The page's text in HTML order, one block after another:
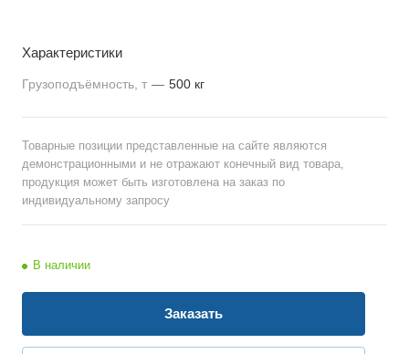
Характеристики
Грузоподъёмность, т — 500 кг
Товарные позиции представленные на сайте являются
демонстрационными и не отражают конечный вид товара,
продукция может быть изготовлена на заказ по
индивидуальному запросу
В наличии
Заказать